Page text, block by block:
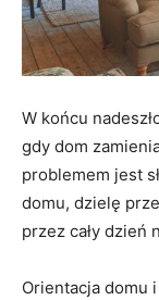
W końcu
gdy dom
problemem jest
domu, dzielę
przez cały dzień
Orientacja domu